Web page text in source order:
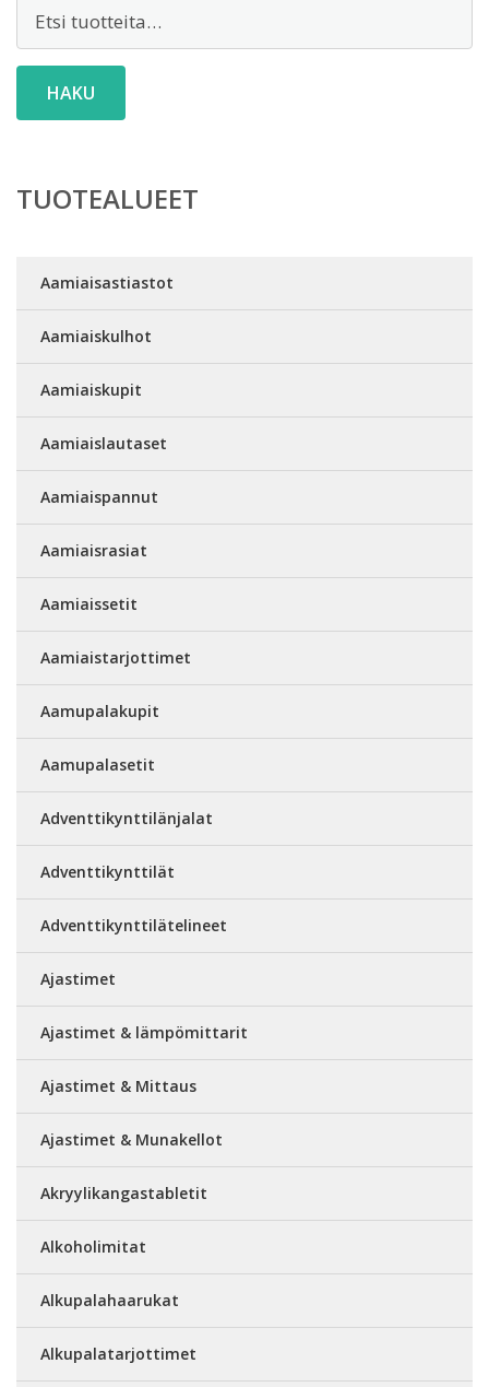
Etsi:
HAKU
TUOTEALUEET
Aamiaisastiastot
Aamiaiskulhot
Aamiaiskupit
Aamiaislautaset
Aamiaispannut
Aamiaisrasiat
Aamiaissetit
Aamiaistarjottimet
Aamupalakupit
Aamupalasetit
Adventtikynttilänjalat
Adventtikynttilät
Adventtikynttilätelineet
Ajastimet
Ajastimet & lämpömittarit
Ajastimet & Mittaus
Ajastimet & Munakellot
Akryylikangastabletit
Alkoholimitat
Alkupalahaarukat
Alkupalatarjottimet